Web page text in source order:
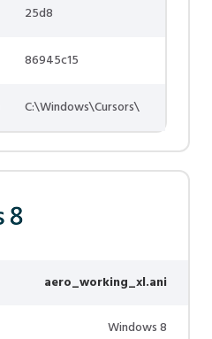
25d8
86945c15
C:\Windows\Cursors\
aero_working_xl.ani
Windows 8